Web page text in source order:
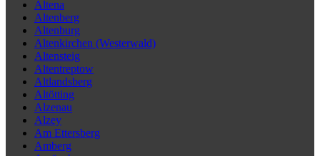
Altena
Altenberg
Altenburg
Altenkirchen (Westerwald)
Altensteig
Altentreptow
Altlandsberg
Altötting
Alzenau
Alzey
Am Ettersberg
Amberg